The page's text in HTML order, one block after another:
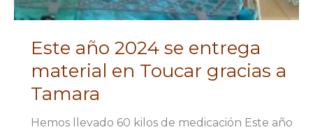
Este año 2024 se entrega
material en Toucar gracias a
Tamara
Hemos llevado 60 kilos de medicación Este año